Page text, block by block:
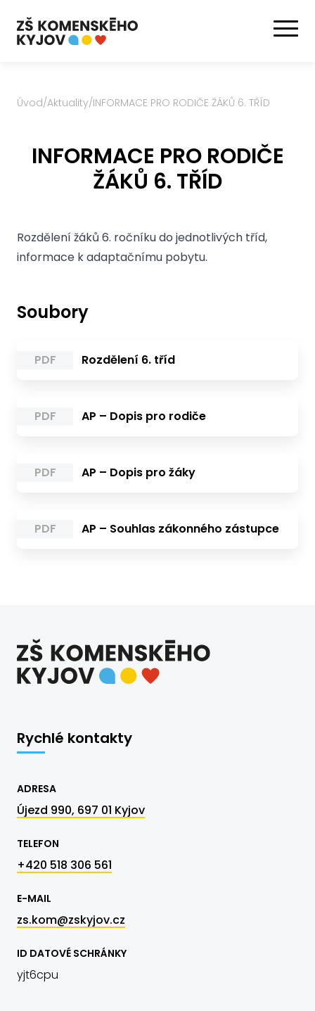
Úvod/Aktuality/INFORMACE PRO RODIČE ŽÁKŮ 6. TŘÍD
INFORMACE PRO RODIČE
ŽÁKŮ 6. TŘÍD
Rozdělení žáků 6. ročníku do jednotlivých tříd,
informace k adaptačnímu pobytu.
Soubory
PDF Rozdělení 6. tříd
PDF AP – Dopis pro rodiče
PDF AP – Dopis pro žáky
PDF AP – Souhlas zákonného zástupce
Rychlé kontakty
ADRESA
Újezd 990, 697 01 Kyjov
TELEFON
+420 518 306 561
E-MAIL
zs.kom@zskyjov.cz
ID DATOVÉ SCHRÁNKY
yjt6cpu